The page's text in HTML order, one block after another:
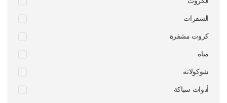
الشفرات
كروت مشفرة
مياه
شوكولاته
أدوات سباكة